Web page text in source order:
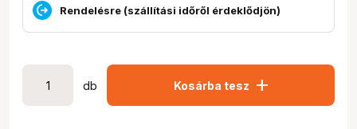
Rendelésre (szállítási időről érdeklődjön)
db Kosárba tesz add